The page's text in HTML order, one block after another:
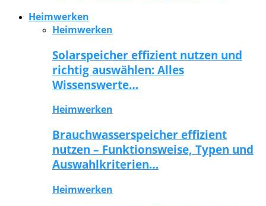
Heimwerken
Heimwerken
Solarspeicher effizient nutzen und
richtig auswählen: Alles
Wissenswerte…
Heimwerken
Brauchwasserspeicher effizient
nutzen – Funktionsweise, Typen und
Auswahlkriterien…
Heimwerken